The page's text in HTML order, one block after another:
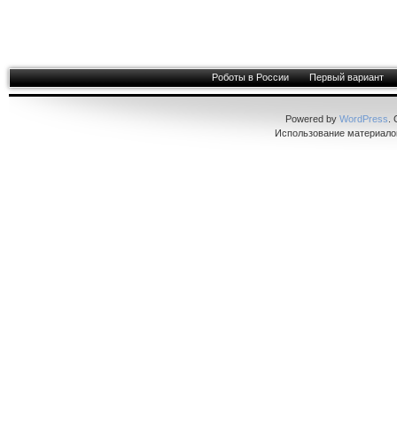
Роботы в России Первый вариант
Powered by WordPress
Использование